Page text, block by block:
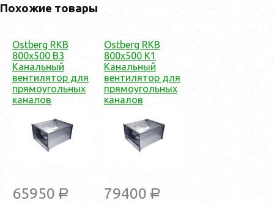
Похожие товары
Ostberg RKB
800x500 B3
Канальный
вентилятор для
прямоугольных
каналов
65950 a
Ostberg RKB
800x500 K1
Канальный
вентилятор для
прямоугольных
каналов
79400 a